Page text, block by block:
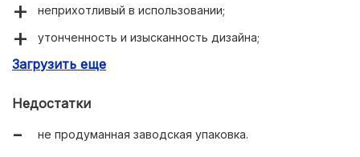
неприхотливый в использовании;
утонченность и изысканность дизайна;
подходит для посудомоечных машин и СВЧ.
Загрузить еще
Недостатки
не продуманная заводская упаковка.